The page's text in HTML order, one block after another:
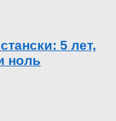
5 лет,
ноль